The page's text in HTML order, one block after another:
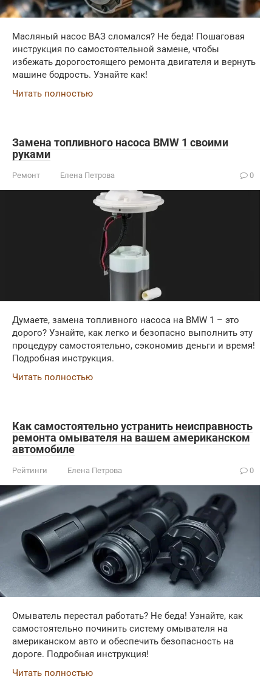
Масляный насос ВАЗ сломался? Не беда! Пошаговая
инструкция по самостоятельной замене, чтобы
избежать дорогостоящего ремонта двигателя и вернуть
машине бодрость. Узнайте как!
Читать полностью
Замена топливного насоса BMW 1 своими
руками
Ремонт Елена Петрова 0
Думаете, замена топливного насоса на BMW 1 – это
дорого? Узнайте, как легко и безопасно выполнить эту
процедуру самостоятельно, сэкономив деньги и время!
Подробная инструкция.
Читать полностью
Как самостоятельно устранить неисправность
ремонта омывателя на вашем американском
автомобиле
Рейтинги Елена Петрова 0
Омыватель перестал работать? Не беда! Узнайте, как
самостоятельно починить систему омывателя на
американском авто и обеспечить безопасность на
дороге. Подробная инструкция!
Читать полностью